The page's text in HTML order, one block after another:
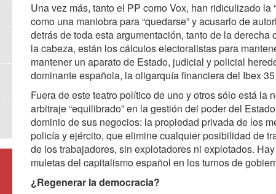
Una vez más, tanto el PP como Vox, han ridiculizado
como una maniobra para “quedarse” y acusarlo de
detrás de toda esta argumentación, tanto de la
la cabeza, están los cálculos electoralistas para
mantener un aparato de Estado, judicial y policial
dominante española, la oligarquía financiera del Ibex
Fuera de este teatro político de uno y otros sólo está
arbitraje “equilibrado” en la gestión del poder del
dominio de sus negocios: la propiedad privada de los
policía y ejército, que elimine cualquier posibilidad de
de los trabajadores, sin explotadores ni explotados.
muletas del capitalismo español en los turnos de
¿Regenerar la democracia?